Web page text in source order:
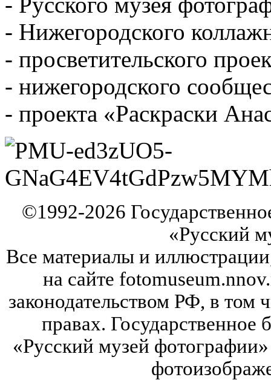
- Нижегородского
- просветительского
- нижегородского
- проекта «Раскраски
©1992-2026
«Русский
Все материалы и
на сайте
законодательством РФ, в том
правах.
«Русский музей